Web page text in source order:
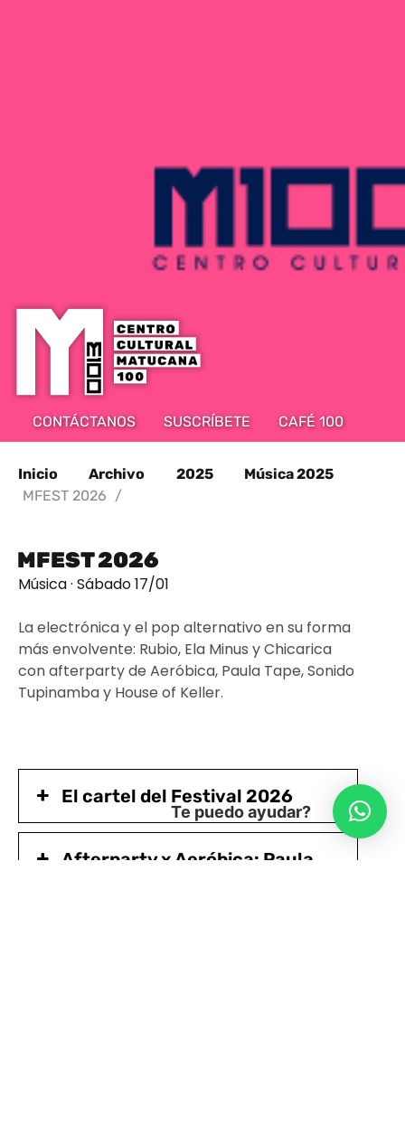
CONTÁCTANOS SUSCRÍBETE CAFÉ 100
Inicio Archivo 2025
Música 2025
MFEST 2026 /
MFEST 2026
Música · Sábado 17/01
La electrónica y el pop alternativo en su forma
más envolvente: Rubio, Ela Minus y Chicarica
con afterparty de Aeróbica, Paula Tape, Sonido
Tupinamba y House of Keller.
El cartel del Festival 2026
Afterparty x Aeróbica: Paula
Te puedo ayudar?